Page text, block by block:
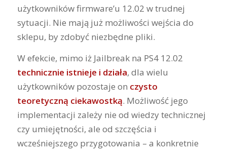
użytkowników firmware’u 12.02 w trudnej
sytuacji. Nie mają już możliwości wejścia do
sklepu, by zdobyć niezbędne pliki.
W efekcie, mimo iż Jailbreak na PS4 12.02
technicznie istnieje i działa, dla wielu
użytkowników pozostaje on czysto
teoretyczną ciekawostką. Możliwość jego
implementacji zależy nie od wiedzy technicznej
czy umiejętności, ale od szczęścia i
wcześniejszego przygotowania – a konkretnie